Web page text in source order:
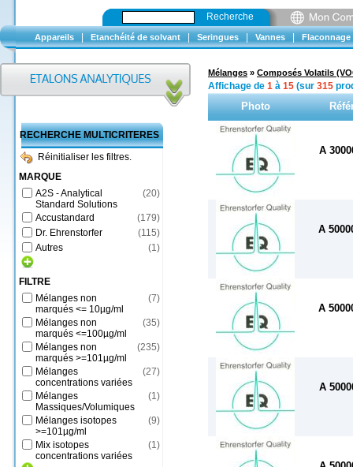
Recherche
Appareils Etanchéité de solvant Seringues Vannes Flaconnage
RECHERCHE MULTICRITERES
Réinitialiser les filtres.
MARQUE
A2S - Analytical
Standard Solutions
(20)
Accustandard (179)
Dr. Ehrenstorfer
(115)
Autres
(1)
FILTRE
Mélanges non
marqués <= 10µg/ml
(7)
Mélanges non
marqués <=100µg/ml
(35)
Mélanges non
marqués >=101µg/ml
(235)
Mélanges
concentrations variées
(27)
Mélanges
Massiques/Volumiques
(1)
Mélanges isotopes
>=101µg/ml
(9)
Mix isotopes
concentrations variées
(1)
Mélanges » Composés Volatils
Affichage de 1 à 15 (sur 315
Photo
A
A
A
A